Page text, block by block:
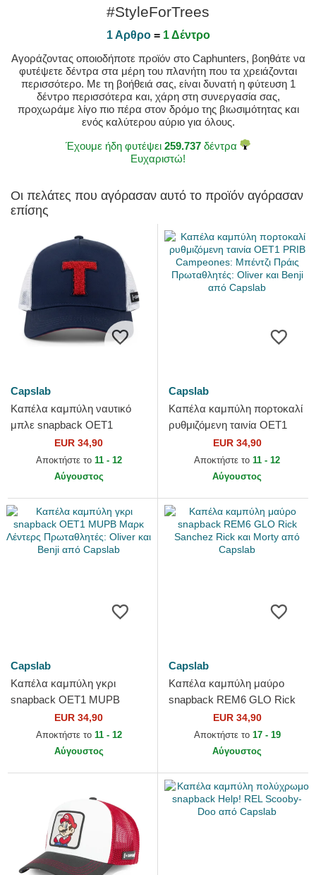
#StyleForTrees
1 Αρθρο= 1 Δέντρο
Αγοράζοντας οποιοδήποτε προϊόν στο Caphunters, βοηθάτε να
φυτέψετε δέντρα στα μέρη του πλανήτη που τα χρειάζονται
περισσότερο. Με τη βοήθειά σας, είναι δυνατή η φύτευση 1
δέντρο περισσότερα και, χάρη στη συνεργασία σας,
προχωράμε λίγο πιο πέρα στον δρόμο της βιωσιμότητας και
ενός καλύτερου αύριο για όλους.
Έχουμε ήδη φυτέψει 259.737 δέντρα
Ευχαριστώ!
Οι πελάτες που αγόρασαν αυτό το προϊόν αγόρασαν
επίσης
Capslab
Καπέλα καμπύλη ναυτικό
μπλε snapback OET1
LAN2B Campeones: Ολιβερ
Ατομ Πρωταθλητές: Oliver
EUR 34,90
Αποκτήστε το 11 - 12
Αύγουστος
Capslab
Καπέλα καμπύλη πορτοκαλί
ρυθμιζόμενη ταινία OET1
PRIB Campeones: Μπέντζι
Πράις Πρωταθλητές:...
EUR 34,90
Αποκτήστε το 11 - 12
Αύγουστος
Capslab
Καπέλα καμπύλη γκρι
snapback OET1 MUPB
Μαρκ Λέντερς
Πρωταθλητές: Oliver και
Benji από Capslab
EUR 34,90
Αποκτήστε το 11 - 12
Αύγουστος
Capslab
Καπέλα καμπύλη μαύρο
snapback REM6 GLO Rick
Sanchez Rick και Morty από
Capslab
EUR 34,90
Αποκτήστε το 17 - 19
Αύγουστος